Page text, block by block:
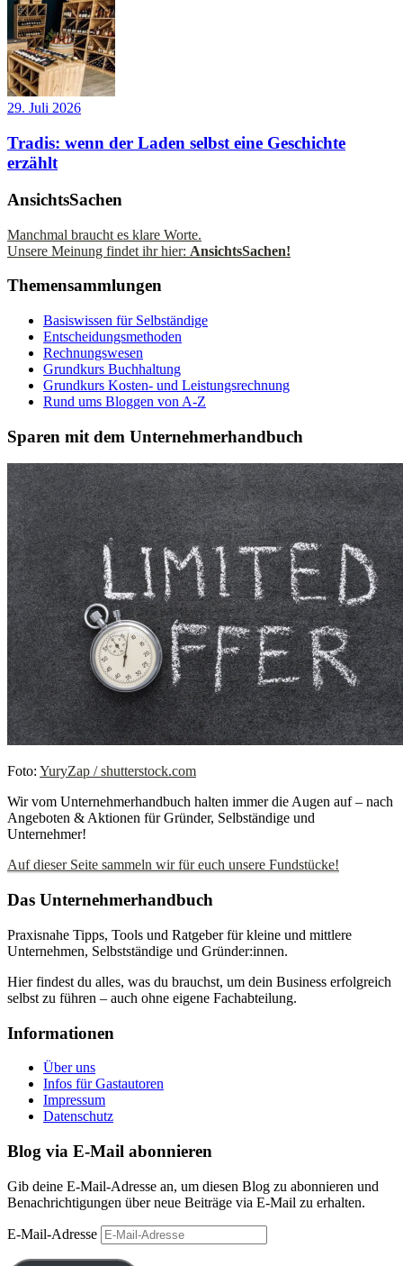
29. Juli 2026
Tradis: wenn der Laden selbst eine Geschichte
erzählt
AnsichtsSachen
Manchmal braucht es klare Worte.
Unsere Meinung findet ihr hier: AnsichtsSachen!
Themensammlungen
Basiswissen für Selbständige
Entscheidungsmethoden
Rechnungswesen
Grundkurs Buchhaltung
Grundkurs Kosten- und Leistungsrechnung
Rund ums Bloggen von A-Z
Sparen mit dem Unternehmerhandbuch
Foto: YuryZap / shutterstock.com
Wir vom Unternehmerhandbuch halten immer die Augen auf – nach
Angeboten & Aktionen für Gründer, Selbständige und
Unternehmer!
Auf dieser Seite sammeln wir für euch unsere Fundstücke!
Das Unternehmerhandbuch
Praxisnahe Tipps, Tools und Ratgeber für kleine und mittlere
Unternehmen, Selbstständige und Gründer:innen.
Hier findest du alles, was du brauchst, um dein Business erfolgreich
selbst zu führen – auch ohne eigene Fachabteilung.
Informationen
Über uns
Infos für Gastautoren
Impressum
Datenschutz
Blog via E-Mail abonnieren
Gib deine E-Mail-Adresse an, um diesen Blog zu abonnieren und
Benachrichtigungen über neue Beiträge via E-Mail zu erhalten.
E-Mail-Adresse